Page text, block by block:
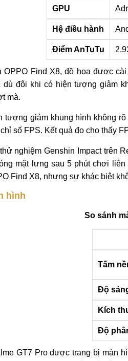
GPU
Hệ điều hành
Điểm AnTuTu
OPPO Find X8, đồ họa được
dù đôi khi có hiện tượng giảm
mà.
tượng giảm khung hình không
số FPS. Kết quả đo cho thấy
nghiệm Genshin Impact trên
mặt lưng sau 5 phút chơi
Find X8, nhưng sự khác biệt
hình
So sánh
Tấm
Độ
Kích
Độ
GT7 Pro được trang bị màn